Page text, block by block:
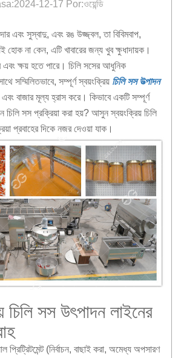
12-17 Por:ওয়েন্ডি
এবং সুস্বাদু, এবং রঙ উজ্জ্বল, তা বিবিমবাপ,
হোক না কেন, এটি খাবারের জন্য খুব ক্ষুধাদায়ক।
এবং ক্ষয় হতে পারে। চিলি সসের আধুনিক
সম্মিলিতভাবে, সম্পূর্ণ স্বয়ংক্রিয় চিলি সস উত্পাদন
বাজার মূল্য হ্রাস করে। কিভাবে একটি সম্পূর্ণ
চিলি সস প্রক্রিয়া করা হয়? আসুন স্বয়ংক্রিয় চিলি
প্রবাহের দিকে নজর দেওয়া যাক।
চিলি সস উৎপাদন লাইনের
প্রিট্রিটমেন্ট (নির্বাচন, বাছাই করা, অমেধ্য অপসারণ